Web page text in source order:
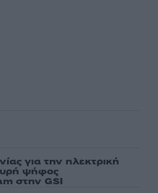
για την ηλεκτρική
ψήφος
στην GSI